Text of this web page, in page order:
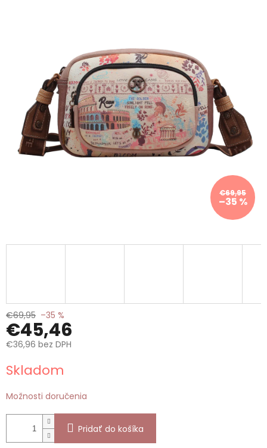
€69,95
–35 %
€69,95 –35 %
€45,46
€36,96 bez DPH
cena:
Skladom
Možnosti doručenia
Pridať do košíka